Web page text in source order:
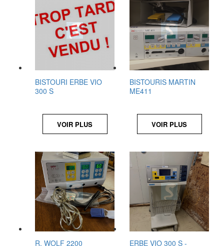
BISTOURI ERBE VIO
300 S
VOIR PLUS
BISTOURIS MARTIN
ME411
VOIR PLUS
R. WOLF 2200
ERBE VIO 300 S -